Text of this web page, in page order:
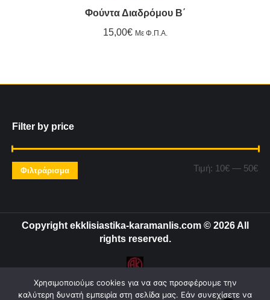
Φούντα Διαδρόμου Β΄
15,00€ Με Φ.Π.Α.
Filter by price
Φιλτράρισμα Τιμή: 10€ — 50€
Copyright ekklisiastika-karamanlis.com © 2026 All
rights reserved.
Powered by: Intelligent Internet Solutions LTD
Χρησιμοποιούμε cookies για να σας προσφέρουμε την
καλύτερη δυνατή εμπειρία στη σελίδα μας. Εάν συνεχίσετε να